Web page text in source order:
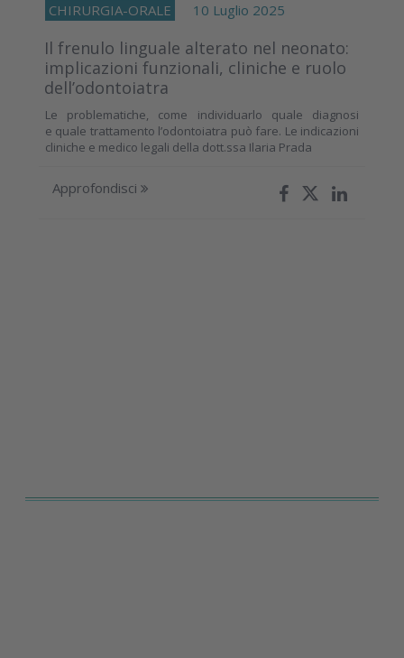
CHIRURGIA-ORALE 10 Luglio 2025
Il frenulo linguale alterato nel neonato:
implicazioni funzionali, cliniche e ruolo
dell’odontoiatra
Le problematiche, come individuarlo quale diagnosi
e quale trattamento l’odontoiatra può fare. Le indicazioni
cliniche e medico legali della dott.ssa Ilaria Prada
Approfondisci